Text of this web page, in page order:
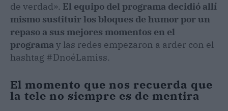
de verdad». El equipo del programa decidió allí
mismo sustituir los bloques de humor por un
repaso a sus mejores momentos en el
programa y las redes empezaron a arder con el
hashtag #DnoéLamiss.
El momento que nos recuerda que
la tele no siempre es de mentira